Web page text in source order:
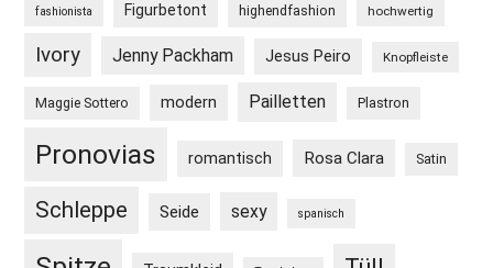
fashionista Figurbetont highendfashion hochwertig
Ivory Jenny Packham Jesus Peiro Knopfleiste
Maggie Sottero modern Pailletten Plastron
Pronovias romantisch Rosa Clara Satin
Schleppe Seide sexy spanisch